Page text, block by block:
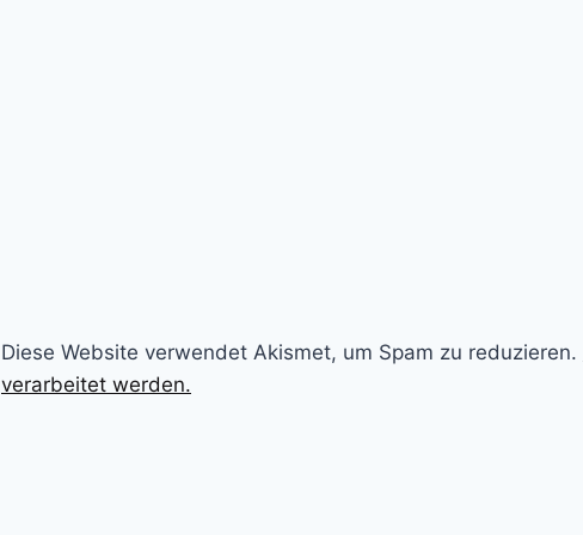
Diese Website verwendet Akismet, um Spam zu reduzieren.
verarbeitet werden.